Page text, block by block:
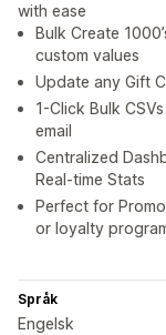
with ease
Bulk Create
custom values
Update any Gift
1-Click Bulk
email
Centralized
Real-time Stats
Perfect for
or loyalty
Språk
Engelsk